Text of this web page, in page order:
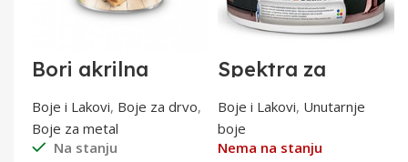
Bori akrilna
0,75l
Boje i Lakovi, Boje za drvo,
Boje za metal
Na stanju
Spektra za
kuhinje i
kupaonice 5lit
Boje i Lakovi, Unutarnje
boje
Nema na stanju